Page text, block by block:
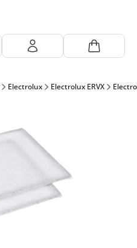
Electrolux Electrolux ERVX